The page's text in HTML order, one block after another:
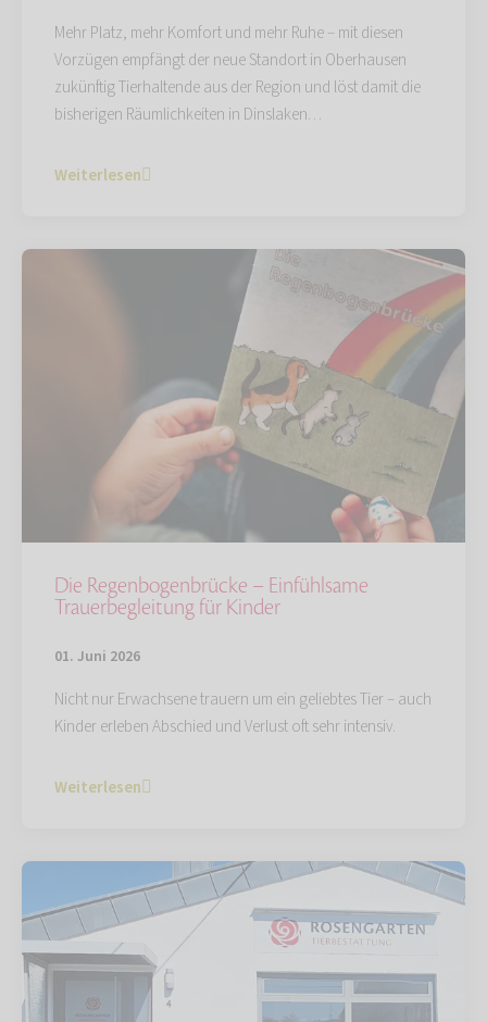
Mehr Platz, mehr Komfort und mehr Ruhe – mit diesen
Vorzügen empfängt der neue Standort in Oberhausen
zukünftig Tierhaltende aus der Region und löst damit die
bisherigen Räumlichkeiten in Dinslaken…
Weiterlesen
Die Regenbogenbrücke – Einfühlsame
Trauerbegleitung für Kinder
01. Juni 2026
Nicht nur Erwachsene trauern um ein geliebtes Tier – auch
Kinder erleben Abschied und Verlust oft sehr intensiv.
Weiterlesen